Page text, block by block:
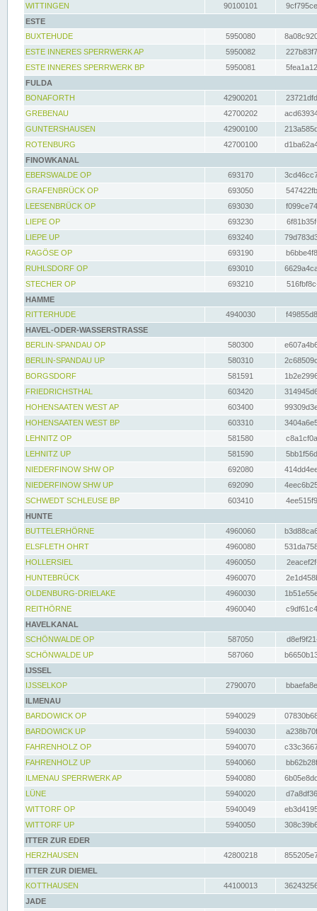
WITTINGEN
90100101
ESTE
BUXTEHUDE
5950080
ESTE INNERES SPERRWERK AP
5950082
ESTE INNERES SPERRWERK BP
5950081
FULDA
BONAFORTH
42900201
GREBENAU
42700202
GUNTERSHAUSEN
42900100
ROTENBURG
42700100
FINOWKANAL
EBERSWALDE OP
693170
GRAFENBRÜCK OP
693050
LEESENBRÜCK OP
693030
LIEPE OP
693230
LIEPE UP
693240
RAGÖSE OP
693190
RUHLSDORF OP
693010
STECHER OP
693210
HAMME
RITTERHUDE
4940030
HAVEL-ODER-WASSERSTRASSE
BERLIN-SPANDAU OP
580300
BERLIN-SPANDAU UP
580310
BORGSDORF
581591
FRIEDRICHSTHAL
603420
HOHENSAATEN WEST AP
603400
HOHENSAATEN WEST BP
603310
LEHNITZ OP
581580
LEHNITZ UP
581590
NIEDERFINOW SHW OP
692080
NIEDERFINOW SHW UP
692090
SCHWEDT SCHLEUSE BP
603410
HUNTE
BUTTELERHÖRNE
4960060
ELSFLETH OHRT
4960080
HOLLERSIEL
4960050
HUNTEBRÜCK
4960070
OLDENBURG-DRIELAKE
4960030
REITHÖRNE
4960040
HAVELKANAL
SCHÖNWALDE OP
587050
SCHÖNWALDE UP
587060
IJSSEL
IJSSELKOP
2790070
ILMENAU
BARDOWICK OP
5940029
BARDOWICK UP
5940030
FAHRENHOLZ OP
5940070
FAHRENHOLZ UP
5940060
ILMENAU SPERRWERK AP
5940080
LÜNE
5940020
WITTORF OP
5940049
WITTORF UP
5940050
ITTER ZUR EDER
HERZHAUSEN
42800218
ITTER ZUR DIEMEL
KOTTHAUSEN
44100013
JADE